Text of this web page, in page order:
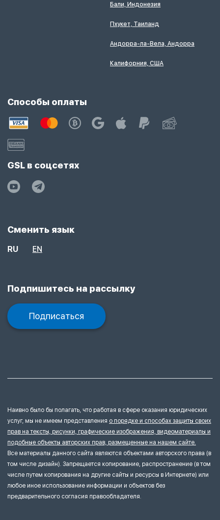
Бали, Индонезия
Пхукет, Таиланд
Андорра-ла-Вела, Андорра
Калифорния, США
Способы оплаты
GSL в соцсетях
Сменить язык
RU EN
Подпишитесь на рассылку
Подписаться
Наивно было бы полагать, что работая в сфере оказания юридических
услуг, мы не имеем представления о порядке и способах защиты своих
прав на тексты, рисунки, графические изображения, видеоматериалы и
подобные объекты авторских прав, размещенные на нашем сайте.
Все материалы данного сайта являются объектами авторского права (в
том числе дизайн). Запрещается копирование, распространение (в том
числе путем копирования на другие сайты и ресурсы в Интернете) или
любое иное использование информации и объектов без
предварительного согласия правообладателя.